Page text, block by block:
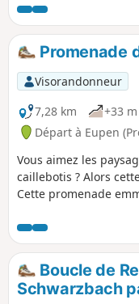
Spohrbach, la
et la Helle (Hill en
des bornes frontières
parcours) en sont les
Promenade
Visorandonneur
7,28 km
+33 m
Départ à Eupen
Vous aimez les
caillebotis ? Alors
Cette promenade
en forêt, dans les
paysages sont
Boucle de
Schwarzbach